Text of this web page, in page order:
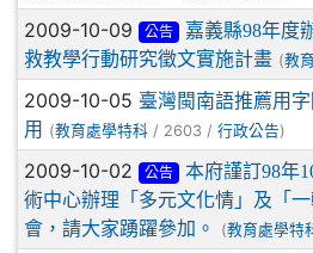
2009-10-09 公告
嘉義縣98年度
救教學行動研究徵文實施計畫 (教
2009-10-05 臺灣閩南語推薦用
用 (教育處學特科 / 2603 / 行政公告)
2009-10-02 公告
本府謹訂98年
術中心辦理「多元文化情」及「
會，請大家踴躍參加。
(教育處學特